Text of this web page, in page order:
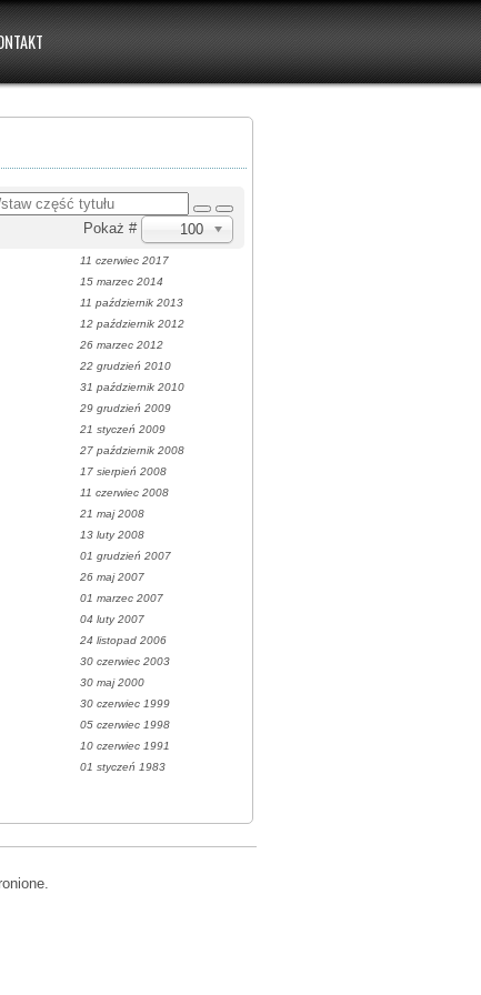
Pokaż #
100
11 czerwiec 2017
15 marzec 2014
11 październik 2013
12 październik 2012
26 marzec 2012
22 grudzień 2010
31 październik 2010
29 grudzień 2009
21 styczeń 2009
27 październik 2008
17 sierpień 2008
11 czerwiec 2008
21 maj 2008
13 luty 2008
01 grudzień 2007
26 maj 2007
01 marzec 2007
04 luty 2007
24 listopad 2006
30 czerwiec 2003
30 maj 2000
30 czerwiec 1999
05 czerwiec 1998
10 czerwiec 1991
01 styczeń 1983